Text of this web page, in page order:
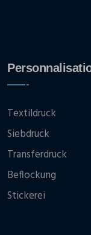
Textildruck
Siebdruck
Transferdruck
Beflockung
Stickerei